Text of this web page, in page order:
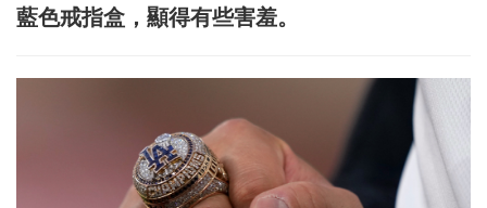
藍色戒指盒，顯得有些害羞。